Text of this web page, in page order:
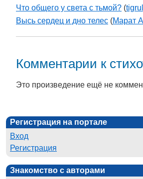
Что общего у света с тьмой? (
Высь сердец и дно телес (Марат
Комментарии к
Это произведение ещё не
Регистрация на портале
Вход
Регистрация
Знакомство с авторами